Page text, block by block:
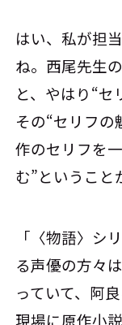
はい、私が担
ね。西尾先生
と、やはり“セ
その“セリフの
作のセリフを
む”ということ
「〈物語〉シ
る声優の方々
っていて、阿
現場に原作小